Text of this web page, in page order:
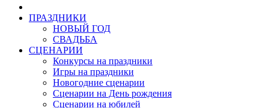
ПРАЗДНИКИ
НОВЫЙ ГОД
СВАДЬБА
СЦЕНАРИИ
Конкурсы на праздники
Игры на праздники
Новогодние сценарии
Сценарии на День рождения
Сценарии на юбилей